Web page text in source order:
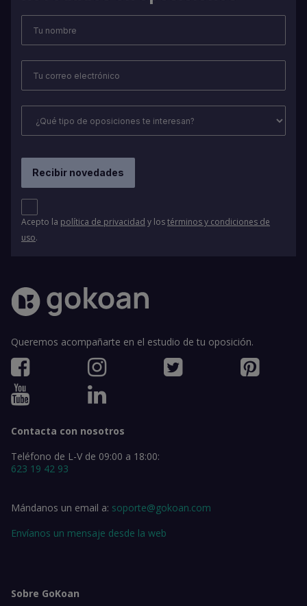
Acepto la política de privacidad y lostérminos y condiciones de
uso.
Queremos acompañarte en el estudio de tu oposición.
Contacta con nosotros
Teléfono de L-V de 09:00 a 18:00:
623 19 42 93
Mándanos un email a: soporte@gokoan.com
Envíanos un mensaje desde la web
Sobre GoKoan